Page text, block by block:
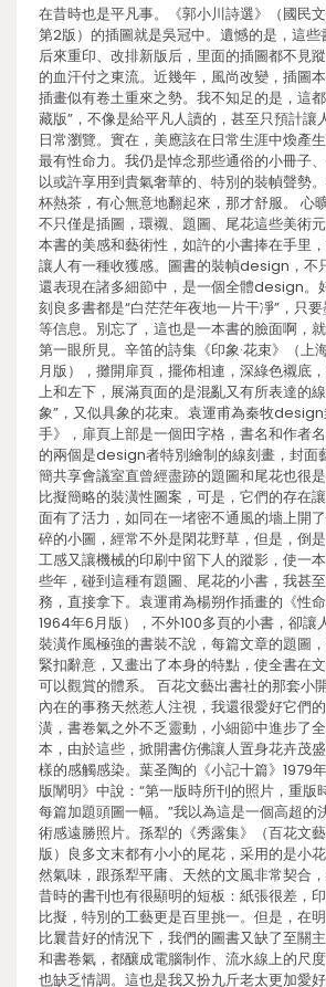
在昔時也是平凡事。《郭小川詩選》（國民
第2版）的插圖就是吳冠中。遺憾的是，這
后來重印、改排新版后，里面的插圖都不見
的血汗付之東流。近幾年，風尚改變，插圖
插畫似有卷土重來之勢。我不知足的是，這
藏版”，不像是給平凡人讀的，甚至只預計讓
日常瀏覽。實在，美應該在日常生涯中煥產
最有性命力。我仍是悼念那些通俗的小冊子
以或許享用到貴氣奢華的、特別的裝幀聲勢
杯熱茶，有心無意地翻起來，那才舒服。 心
不只僅是插圖，環襯、題圖、尾花這些美術
本書的美感和藝術性，如許的小書捧在手里
讓人有一種收獲感。圖書的裝幀design，不
還表現在諸多細節中，是一個全體design。
刻良多書都是“白茫茫年夜地一片干凈”，只
等信息。別忘了，這也是一本書的臉面啊，
第一眼所見。辛笛的詩集《印象·花束》（上
月版），攤開扉頁，擺佈相連，深綠色襯底
上和左下，展滿頁面的是混亂又有所表達的
象”，又似具象的花束。袁運甫為秦牧
手》，扉頁上部是一個田字格，書名和作者
的兩個是design者特別繪制的線刻畫，封面
簡共享會議室直曾經盡跡的題圖和尾花也很
比擬簡略的裝潢性圖案，可是，它們的存在
面有了活力，如同在一堵密不通風的墻上開
碎的小圖，經常不外是閑花野草，但是，倒
工感又讓機械的印刷中留下人的蹤影，使一
些年，碰到這種有題圖、尾花的小書，我甚
務，直接拿下。袁運甫為楊朔作插畫的《性
1964年6月版），不外100多頁的小書，卻讓
裝潢作風極強的書裝不說，每篇文章的題圖
緊扣辭意，又畫出了本身的特點，使全書在
可以觀賞的體系。 百花文藝出書社的那套小
內在的事務天然惹人注視，我還很愛好它們
潢，書卷氣之外不乏靈動，小細節中進步了
本，由於這些，掀開書仿佛讓人置身花卉茂
樣的感觸感染。葉圣陶的《小記十篇》1979
版闡明》中說：“第一版時所刊的照片，重版
每篇加題頭圖一幅。”我以為這是一個高超的
術感遠勝照片。孫犁的《秀露集》（百花文
版）良多文末都有小小的尾花，采用的是小
然氣味，跟孫犁平庸、天然的文風非常契合，
昔時的書刊也有很顯明的短板：紙張很差，
比擬，特別的工藝更是百里挑一。但是，在
比曩昔好的情況下，我們的圖書又缺了至關
和書卷氣，都釀成電腦制作、流水線上的尺
也缺乏情調。這也是我又扮九斤老太更加愛